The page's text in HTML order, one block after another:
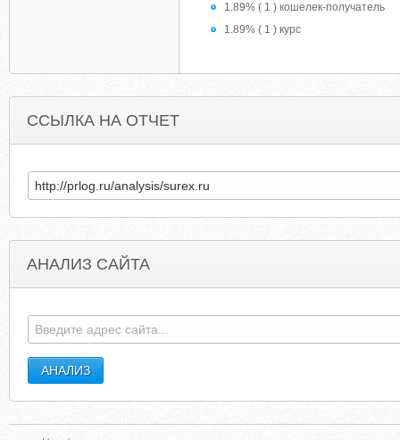
1.89% ( 1 ) кошелек-получатель
1.89% ( 1 ) курс
ССЫЛКА НА ОТЧЕТ
АНАЛИЗ САЙТА